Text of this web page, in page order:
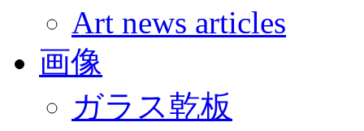
Art news articles
画像
ガラス乾板